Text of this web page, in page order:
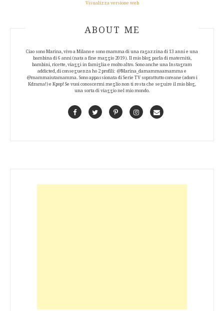
Visualizza versione web
ABOUT AUTHOR
ABOUT ME
Ciao sono Marina, vivo a Milano e sono mamma di una ragazzina di 13 anni e una
bambina di 6 anni (nata a fine maggio 2019). Il mio blog parla di maternità,
bambini, ricette, viaggi in famiglia e molto altro. Sono anche una Instagram
addicted, di conseguenza ho 2 profili: @Marina_damammaamamma e
@mammaiutamamma. Sono appassionata di Serie TV soprattutto coreane (adoro i
Kdrama!) e Kpop! Se vuoi conoscermi meglio non ti resta che seguire il mio blog,
una sorta di viaggio nel mio mondo.
FacebookTwitterPinterestInstagramContact